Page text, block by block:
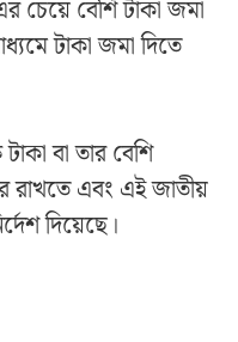
চেয়ে বেশি টাকা জমা
টাকা জমা দিতে
বা তার বেশি
রাখতে এবং এই জাতীয়
দিয়েছে।